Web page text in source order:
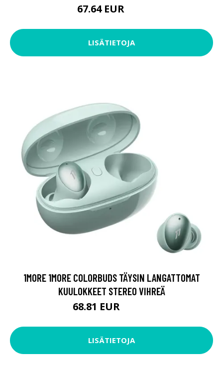
67.64 EUR
LISÄTIETOJA
1MORE 1MORE COLORBUDS TÄYSIN LANGATTOMAT
KUULOKKEET STEREO VIHREÄ
68.81 EUR
LISÄTIETOJA